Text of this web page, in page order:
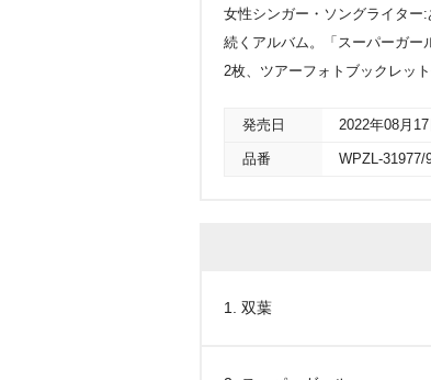
女性シンガー・ソングライター
続くアルバム。「スーパーガー
2枚、ツアーフォトブックレット
発売日 2022年08月17
品番 WPZL-31977/
1. 双葉